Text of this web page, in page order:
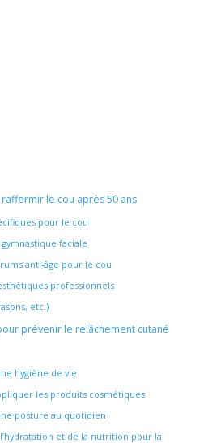
le cou après 50 ans
pour le cou
faciale
anti-âge pour le cou
professionnels
etc.)
prévenir le relâchement cutané
hygiène de vie
les produits cosmétiques
posture au quotidien
et de la nutrition pour la